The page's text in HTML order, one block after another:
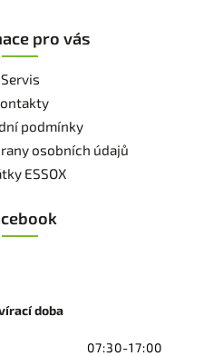
pro vás
Servis
podmínky
osobních údajů
ESSOX
doba
07:30-17:00